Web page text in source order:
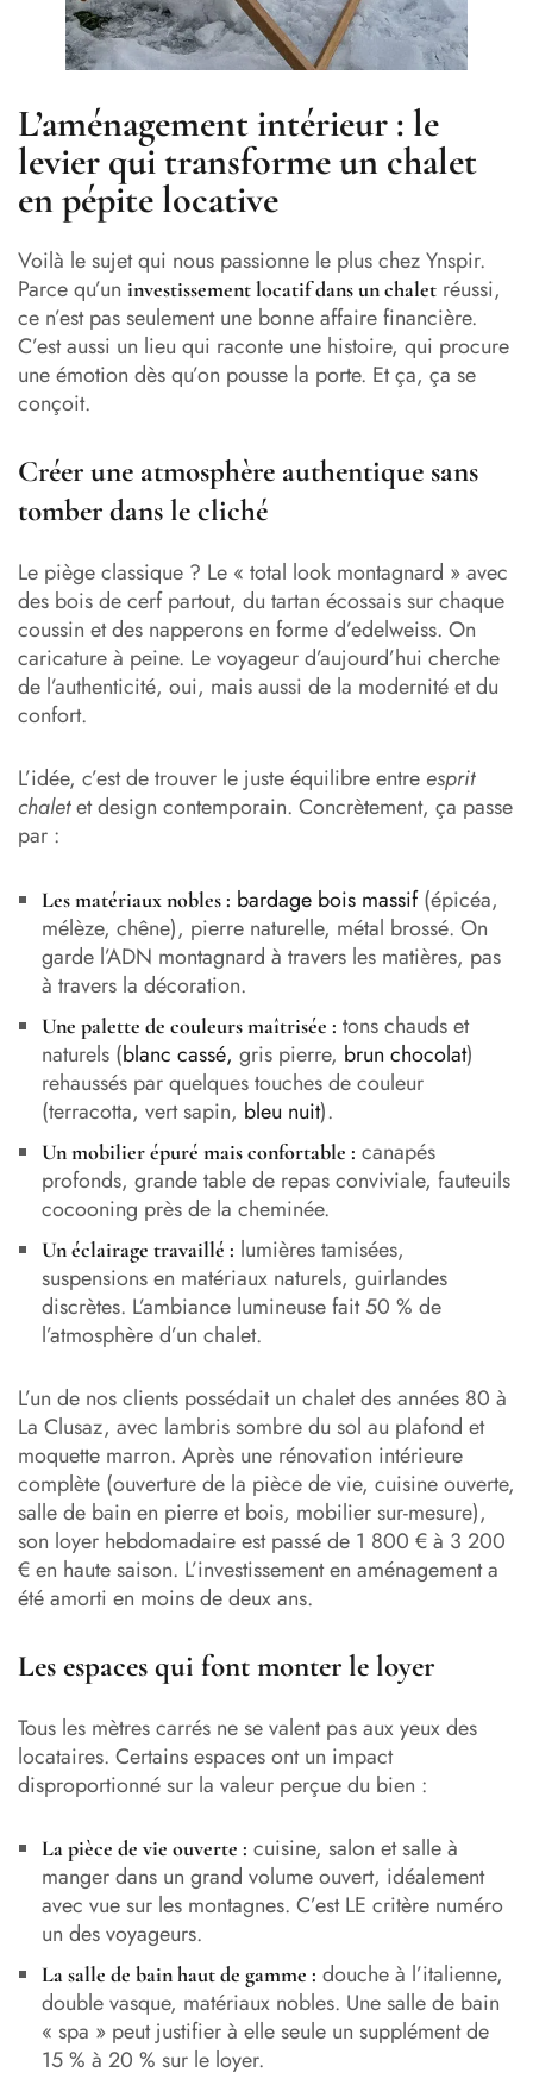
L’aménagement intérieur : le
levier qui transforme un chalet
en pépite locative
Voilà le sujet qui nous passionne le plus chez Ynspir.
Parce qu’un investissement locatif dans un chalet réussi,
ce n’est pas seulement une bonne affaire financière.
C’est aussi un lieu qui raconte une histoire, qui procure
une émotion dès qu’on pousse la porte. Et ça, ça se
conçoit.
Créer une atmosphère authentique sans
tomber dans le cliché
Le piège classique ? Le « total look montagnard » avec
des bois de cerf partout, du tartan écossais sur chaque
coussin et des napperons en forme d’edelweiss. On
caricature à peine. Le voyageur d’aujourd’hui cherche
de l’authenticité, oui, mais aussi de la modernité et du
confort.
L’idée, c’est de trouver le juste équilibre entre esprit
chaletet design contemporain. Concrètement, ça passe
par :
Les matériaux nobles : bardage bois massif(épicéa,
mélèze, chêne), pierre naturelle, métal brossé. On
garde l’ADN montagnard à travers les matières, pas
à travers la décoration.
Une palette de couleurs maîtrisée : tons chauds et
naturels (blanc cassé, gris pierre, brun chocolat)
rehaussés par quelques touches de couleur
(terracotta, vert sapin, bleu nuit).
Un mobilier épuré mais confortable : canapés
profonds, grande table de repas conviviale, fauteuils
cocooning près de la cheminée.
Un éclairage travaillé : lumières tamisées,
suspensions en matériaux naturels, guirlandes
discrètes. L’ambiance lumineuse fait 50 % de
l’atmosphère d’un chalet.
L’un de nos clients possédait un chalet des années 80 à
La Clusaz, avec lambris sombre du sol au plafond et
moquette marron. Après une rénovation intérieure
complète (ouverture de la pièce de vie, cuisine ouverte,
salle de bain en pierre et bois, mobilier sur-mesure),
son loyer hebdomadaire est passé de 1 800 € à 3 200
€ en haute saison. L’investissement en aménagement a
été amorti en moins de deux ans.
Les espaces qui font monter le loyer
Tous les mètres carrés ne se valent pas aux yeux des
locataires. Certains espaces ont un impact
disproportionné sur la valeur perçue du bien :
La pièce de vie ouverte : cuisine, salon et salle à
manger dans un grand volume ouvert, idéalement
avec vue sur les montagnes. C’est LE critère numéro
un des voyageurs.
La salle de bain haut de gamme : douche à l’italienne,
double vasque, matériaux nobles. Une salle de bain
« spa » peut justifier à elle seule un supplément de
15 % à 20 % sur le loyer.